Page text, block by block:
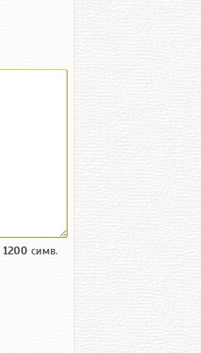
1200 симв.